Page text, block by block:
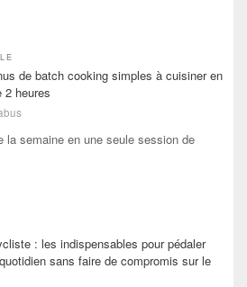
de batch cooking simples à cuisiner en
2 heures
la semaine en une seule session de
: les indispensables pour pédaler
sans faire de compromis sur le